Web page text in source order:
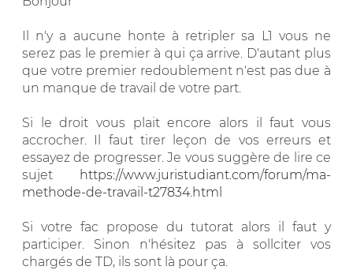
Il n'y a aucune honte à retripler sa L1 vous ne
serez pas le premier à qui ça arrive. D'autant plus
que votre premier redoublement n'est pas due à
un manque de travail de votre part.
Si le droit vous plait encore alors il faut vous
accrocher. Il faut tirer leçon de vos erreurs et
essayez de progresser. Je vous suggère de lire ce
sujet
https://www.juristudiant.com/forum/ma-
methode-de-travail-t27834.html
Si votre fac propose du tutorat alors il faut y
participer. Sinon n'hésitez pas à sollciter vos
chargés de TD, ils sont là pour ça.